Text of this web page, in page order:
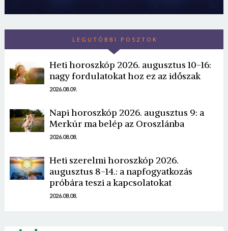
LEGUTÓBBI POSZTOK
Heti horoszkóp 2026. augusztus 10-16:
nagy fordulatokat hoz ez az időszak
2026.08.09.
Napi horoszkóp 2026. augusztus 9: a
Merkúr ma belép az Oroszlánba
2026.08.08.
Heti szerelmi horoszkóp 2026.
augusztus 8-14.: a napfogyatkozás
próbára teszi a kapcsolatokat
2026.08.08.
Borsonline bejelentkezés